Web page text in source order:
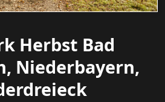
Herbst Bad
Niederbayern,